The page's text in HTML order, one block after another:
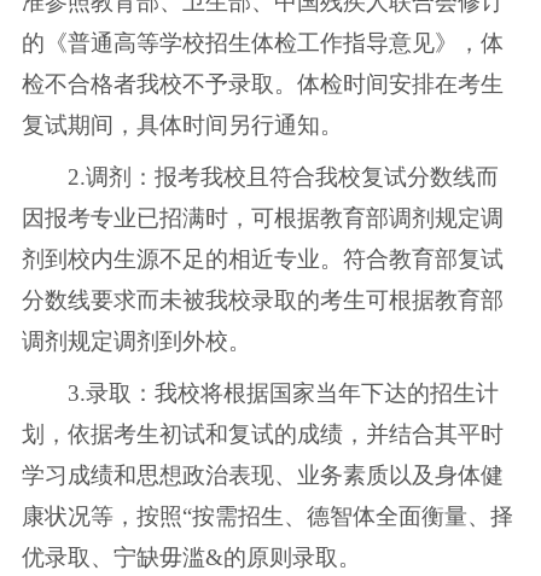
的《普通高等学校招生体检工作指导意见》，体
检不合格者我校不予录取。体检时间安排在考生
复试期间，具体时间另行通知。
2.调剂：报考我校且符合我校复试分数线而
因报考专业已招满时，可根据教育部调剂规定调
剂到校内生源不足的相近专业。符合教育部复试
分数线要求而未被我校录取的考生可根据教育部
调剂规定调剂到外校。
3.录取：我校将根据国家当年下达的招生计
划，依据考生初试和复试的成绩，并结合其平时
学习成绩和思想政治表现、业务素质以及身体健
康状况等，按照“按需招生、德智体全面衡量、择
优录取、宁缺毋滥&的原则录取。